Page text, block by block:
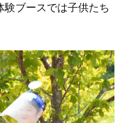
ブースでは子供たち